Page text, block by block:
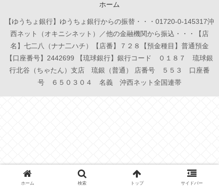
ホーム
【ゆうちょ銀行】ゆうちょ銀行からの振替・・・01720-0-145317沖
西ネット（オキニシネット）／他の金融機関から振込・・・【店
名】七二八（ナナ二ハチ）【店番】７２８【預金種目】普通預金
【口座番号】2442699 【琉球銀行】銀行コード ０１８７ 琉球銀
行北谷（ちゃたん）支店 琉銀（普通） 店番号 ５５３ 口座番
号 ６５０３０４ 名義 沖西ネット全国連帯
ホーム 検索 トップ サイドバー